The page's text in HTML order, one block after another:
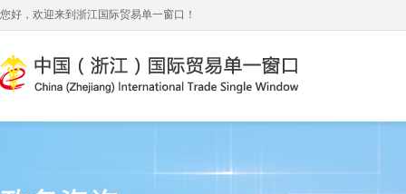
您好，欢迎来到浙江国际贸易单一窗口！